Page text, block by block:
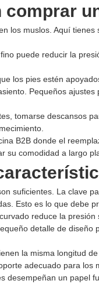
los muslos. Aquí
puede reducir la
los pies estén
Pequeños
tomarse descansos
B2B donde el
su comodidad a largo
suficientes. La clave
Esto es lo que debe
reduce la
detalle de
la misma longitud
adecuado para los
desempeñan un papel